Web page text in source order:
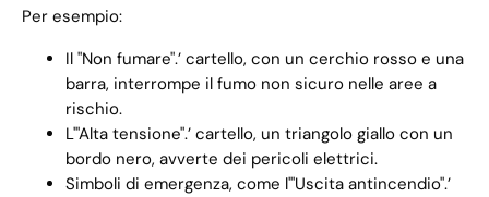
Per esempio:
Il "Non fumare".’ cartello, con un cerchio rosso e una
barra, interrompe il fumo non sicuro nelle aree a
rischio.
L'"Alta tensione".’ cartello, un triangolo giallo con un
bordo nero, avverte dei pericoli elettrici.
Simboli di emergenza, come l'"Uscita antincendio".’